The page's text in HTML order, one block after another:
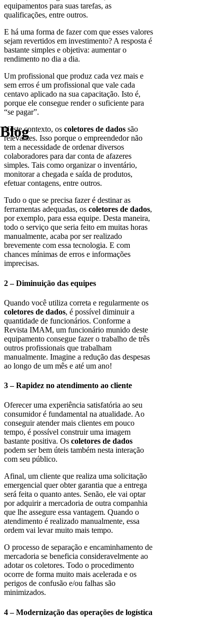
Blog
equipamentos para suas tarefas, as
qualificações, entre outros.
E há uma forma de fazer com que esses valores
sejam revertidos em investimento? A resposta é
bastante simples e objetiva: aumentar o
rendimento no dia a dia.
Um profissional que produz cada vez mais e
sem erros é um profissional que vale cada
centavo aplicado na sua capacitação. Isto é,
porque ele consegue render o suficiente para
“se pagar”.
Neste contexto, os coletores de dados são
relevantes. Isso porque o empreendedor não
tem a necessidade de ordenar diversos
colaboradores para dar conta de afazeres
simples. Tais como organizar o inventário,
monitorar a chegada e saída de produtos,
efetuar contagens, entre outros.
Tudo o que se precisa fazer é destinar as
ferramentas adequadas, os coletores de dados,
por exemplo, para essa equipe. Desta maneira,
todo o serviço que seria feito em muitas horas
manualmente, acaba por ser realizado
brevemente com essa tecnologia. E com
chances mínimas de erros e informações
imprecisas.
2 – Diminuição das equipes
Quando você utiliza correta e regularmente os
coletores de dados, é possível diminuir a
quantidade de funcionários. Conforme a
Revista IMAM, um funcionário munido deste
equipamento consegue fazer o trabalho de três
outros profissionais que trabalham
manualmente. Imagine a redução das despesas
ao longo de um mês e até um ano!
3 – Rapidez no atendimento ao cliente
Oferecer uma experiência satisfatória ao seu
consumidor é fundamental na atualidade. Ao
conseguir atender mais clientes em pouco
tempo, é possível construir uma imagem
bastante positiva. Os coletores de dados
podem ser bem úteis também nesta interação
com seu público.
Afinal, um cliente que realiza uma solicitação
emergencial quer obter garantia que a entrega
será feita o quanto antes. Senão, ele vai optar
por adquirir a mercadoria de outra companhia
que lhe assegure essa vantagem. Quando o
atendimento é realizado manualmente, essa
ordem vai levar muito mais tempo.
O processo de separação e encaminhamento de
mercadoria se beneficia consideravelmente ao
adotar os coletores. Todo o procedimento
ocorre de forma muito mais acelerada e os
perigos de confusão e/ou falhas são
minimizados.
4 – Modernização das operações de logística